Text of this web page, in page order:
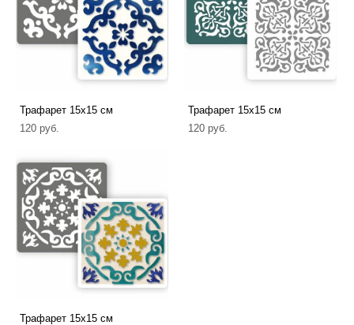
Трафарет 15х15 см
120 pуб.
Трафарет 15х15 см
120 pуб.
Трафарет 15х15 см